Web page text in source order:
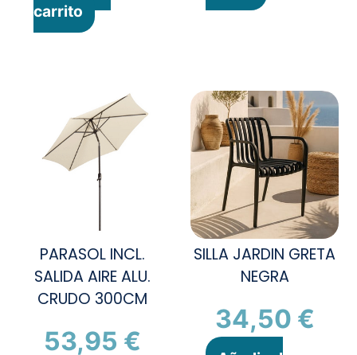
carrito
PARASOL INCL.
SALIDA AIRE ALU.
CRUDO 300CM
53,95 €
SILLA JARDIN GRETA
NEGRA
34,50 €